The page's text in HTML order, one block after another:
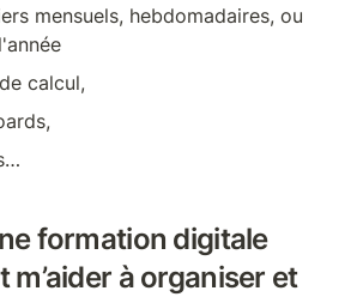
mensuels, hebdomadaires, ou
calcul,
formation digitale
m’aider à organiser et